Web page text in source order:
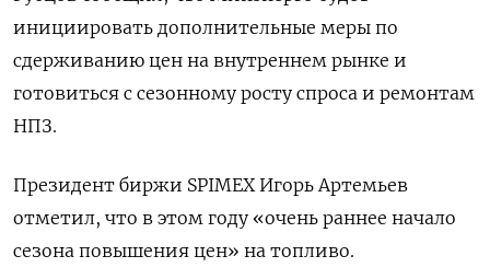
‌инициировать дополнительные меры по
сдерживанию цен на ​внутреннем рынке и
готовиться с сезонному ‌росту спроса и ремонтам
НПЗ.
Президент биржи SPIMEX Игорь Артемьев
отметил, что ​в ​этом году «очень раннее ‌начало
сезона повышения цен» на топливо.